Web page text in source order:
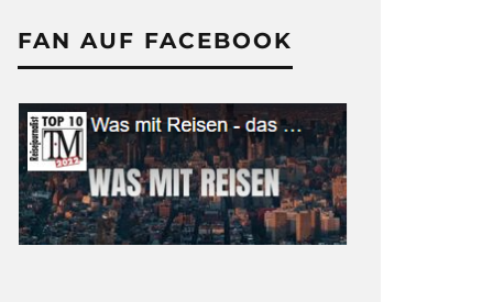
FAN AUF FACEBOOK